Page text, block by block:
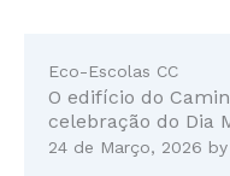
Eco-Escolas CC
O edifício do
celebração do Dia
24 de Março, 2026 by